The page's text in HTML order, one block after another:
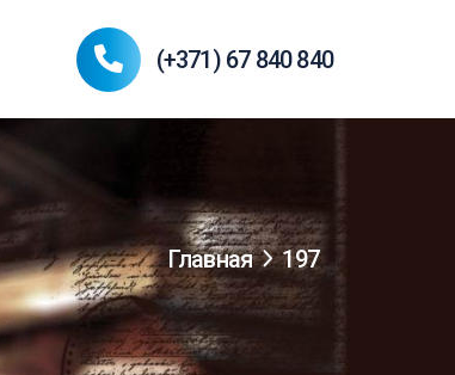
(+371) 67 840 840
Главная 197